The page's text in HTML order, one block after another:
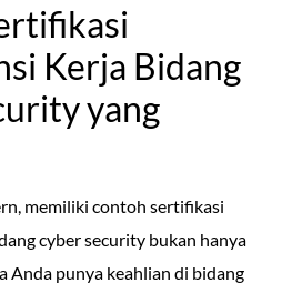
Kerja Bidang
yang
memiliki contoh sertifikasi
cyber security bukan hanya
Anda punya keahlian di bidang